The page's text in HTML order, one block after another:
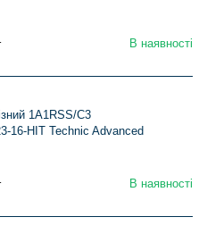
В наявності
1A1RSS/C3
16-HIT Technic Advanced
В наявності